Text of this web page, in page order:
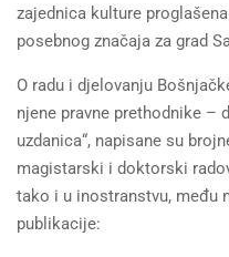
zajednica kulture
posebnog značaja za grad
O radu i djelovanju
njene pravne prethodnike –
uzdanica“, napisane su
magistarski i doktorski
tako i u inostranstvu, među
publikacije: